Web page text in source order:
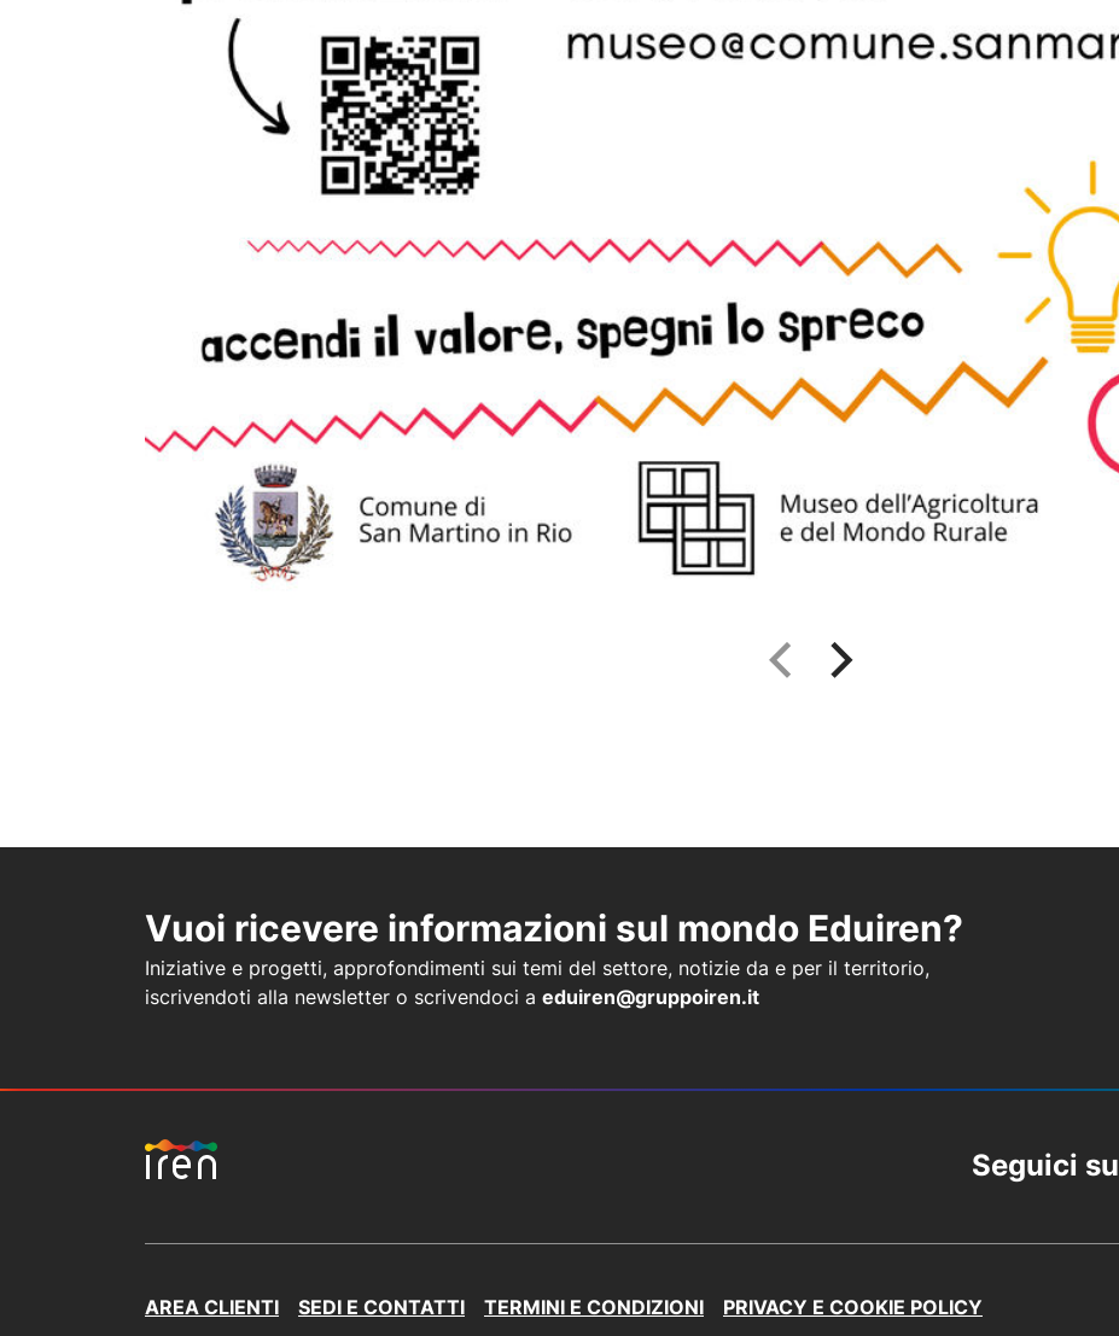
Vuoi ricevere informazioni sul mondo Eduiren?
Iniziative e progetti, approfondimenti sui temi del settore, notizie da e per il territorio,
iscrivendoti alla newsletter o scrivendoci a eduiren@gruppoiren.it
Seguici su
AREA CLIENTI SEDI E CONTATTI TERMINI E CONDIZIONI PRIVACY E COOKIE POLICY